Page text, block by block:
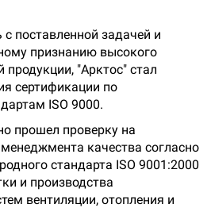
поставленной задачей и
признанию высокого
продукции, "Арктос" стал
сертификации по
ISO 9000.
прошел проверку на
менеджмента качества согласно
стандарта ISO 9001:2000
и производства
вентиляции, отопления и